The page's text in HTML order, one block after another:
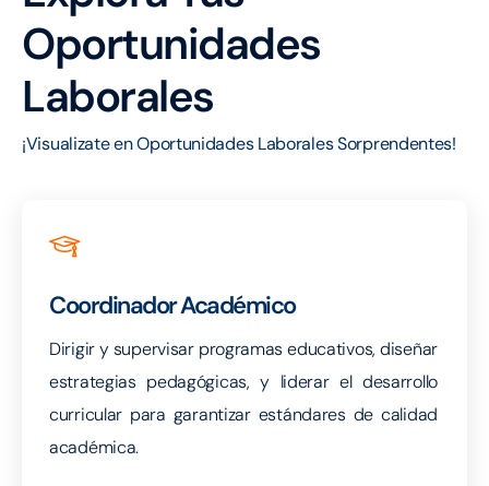
Oportunidades
Laborales
¡Visualizate en Oportunidades Laborales Sorprendentes!
Coordinador Académico
Dirigir y supervisar programas educativos, diseñar
estrategias pedagógicas, y liderar el desarrollo
curricular para garantizar estándares de calidad
académica.